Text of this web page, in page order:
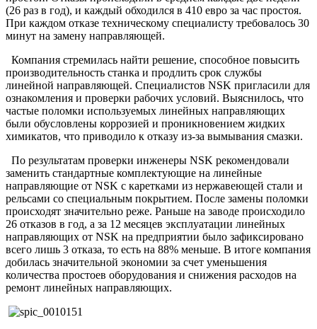
(26 раз в год), и каждый обходился в 410 евро за час простоя.
При каждом отказе техническому специалисту требовалось 30
минут на замену направляющей.
Компания стремилась найти решение, способное повысить
производительность станка и продлить срок службы
линейной направляющей. Специалистов NSK пригласили для
ознакомления и проверки рабочих условий. Выяснилось, что
частые поломки используемых линейных направляющих
были обусловлены коррозией и проникновением жидких
химикатов, что приводило к отказу из-за вымывания смазки.
По результатам проверки инженеры NSK рекомендовали
заменить стандартные комплектующие на линейные
направляющие от NSK с каретками из нержавеющей стали и
рельсами со специальным покрытием. После замены поломки
происходят значительно реже. Раньше на заводе происходило
26 отказов в год, а за 12 месяцев эксплуатации линейных
направляющих от NSK на предприятии было зафиксировано
всего лишь 3 отказа, то есть на 88% меньше. В итоге компания
добилась значительной экономии за счет уменьшения
количества простоев оборудования и снижения расходов на
ремонт линейных направляющих.